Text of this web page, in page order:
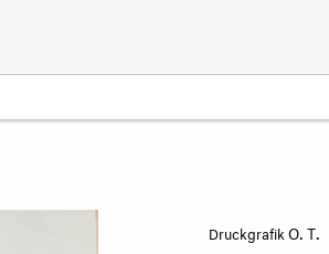
Druckgrafik O. T.